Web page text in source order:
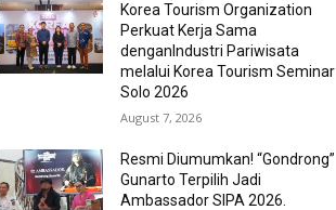
Korea Tourism Organization
Perkuat Kerja Sama
denganIndustri Pariwisata
melalui Korea Tourism Seminar
Solo 2026
August 7, 2026
Resmi Diumumkan! “Gondrong”
Gunarto Terpilih Jadi
Ambassador SIPA 2026.